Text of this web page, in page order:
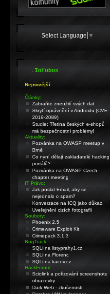
Select Language ▼
.Infobox
Nejnovější:
Články:
Zabraňte zneužití svých dat
Skrytí oprávnění v Androidu (CVE-
2019-2089)
Studie: Třetina českých e-shopů
má bezpečnostní problémy!
Aktuality:
Pozvánka na OWASP meetup v
Brně
Co nyní dělají zakladatelé hacking
portálů?
Pozvánka na OWASP Czech
chapter meeting
IT Právo:
Jak poslat Email, aby se
nejednalo o spam?
Konverzace na ICQ jako důkaz.
Uveřejnění cizích fotografií
Soubory:
Phoenix 2.5
Crimeware Exploit Kit
Crimepack 3.1.3
BugTrack:
SQLi na listyprahy1.cz
SQLi na Florenc
SQLi na kacov.cz
HackForum:
Sciolink a pořizování screenshotu
obrazovky
Dark Web - zkušenosti